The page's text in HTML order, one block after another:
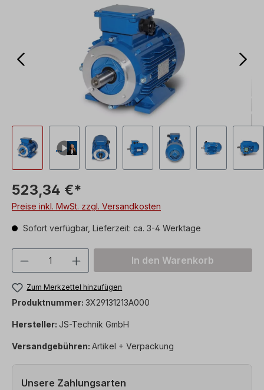
523,34 €*
Preise inkl. MwSt. zzgl. Versandkosten
Sofort verfügbar, Lieferzeit: ca. 3-4 Werktage
Produkt Anzahl: Gib denIn den Warenkorb
Zum Merkzettel hinzufügen
Produktnummer: 3X29131213A000
Hersteller: JS-Technik GmbH
Versandgebühren: Artikel + Verpackung
Unsere Zahlungsarten